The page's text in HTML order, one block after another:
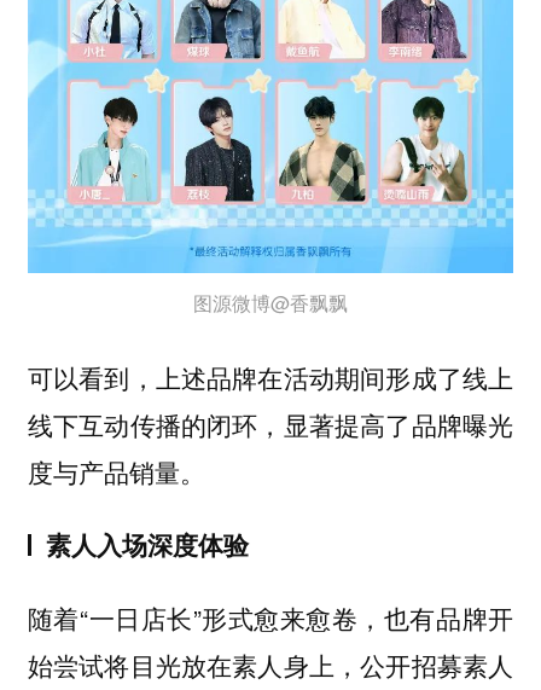
图源微博@香飘飘
可以看到，上述品牌在活动期间形成了线上
线下互动传播的闭环，显著提高了品牌曝光
度与产品销量。
素人入场深度体验
随着“一日店长”形式愈来愈卷，也有品牌开
始尝试将目光放在素人身上 ，公开招募素人